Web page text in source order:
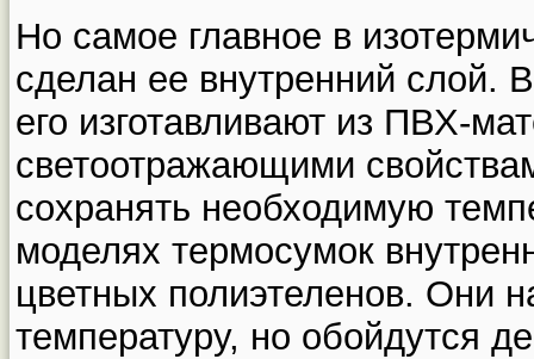
Но самое главное в
сделан ее внутренний слой.
его изготавливают из ПВХ-
светоотражающими
сохранять необходимую
моделях термосумок
цветных полиэтеленов. Они
температуру, но обойдутся